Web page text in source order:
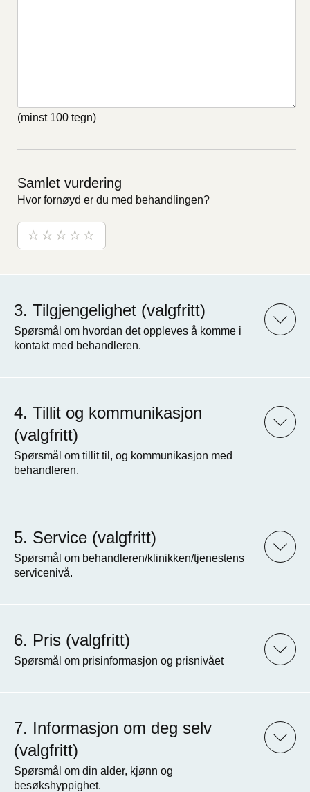
(minst 100 tegn)
Samlet vurdering
Hvor fornøyd er du med behandlingen?
Tilgjengelighet (valgfritt)
Spørsmål om hvordan det oppleves å komme i
kontakt med behandleren.
Tillit og kommunikasjon
(valgfritt)
Spørsmål om tillit til, og kommunikasjon med
behandleren.
Service (valgfritt)
Spørsmål om behandleren/klinikken/tjenestens
servicenivå.
Pris (valgfritt)
Spørsmål om prisinformasjon og prisnivået
Informasjon om deg selv
(valgfritt)
Spørsmål om din alder, kjønn og
besøkshyppighet.